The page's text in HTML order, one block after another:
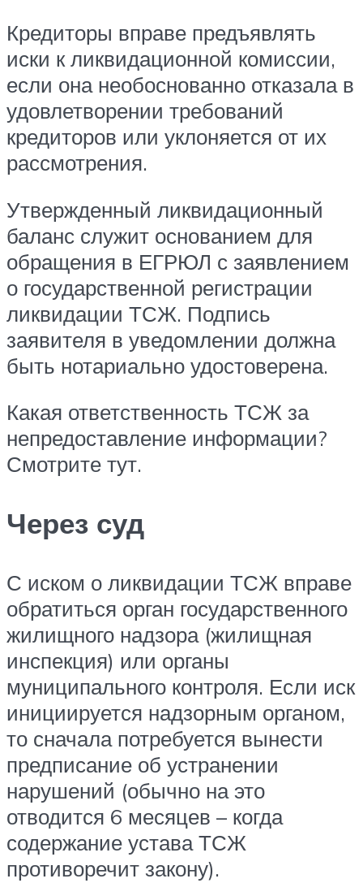
Кредиторы вправе предъявлять
иски к ликвидационной комиссии,
если она необоснованно отказала в
удовлетворении требований
кредиторов или уклоняется от их
рассмотрения.
Утвержденный ликвидационный
баланс служит основанием для
обращения в ЕГРЮЛ с заявлением
о государственной регистрации
ликвидации ТСЖ. Подпись
заявителя в уведомлении должна
быть нотариально удостоверена.
Какая ответственность ТСЖ за
непредоставление информации?
Смотрите тут.
Через суд
С иском о ликвидации ТСЖ вправе
обратиться орган государственного
жилищного надзора (жилищная
инспекция) или органы
муниципального контроля. Если иск
инициируется надзорным органом,
то сначала потребуется вынести
предписание об устранении
нарушений (обычно на это
отводится 6 месяцев – когда
содержание устава ТСЖ
противоречит закону).